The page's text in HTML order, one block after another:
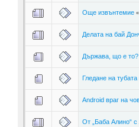
Още извънтемие «
Делата на бай
Държава, що е то?
Гледане на
Android враг на
От „Баба Алино“